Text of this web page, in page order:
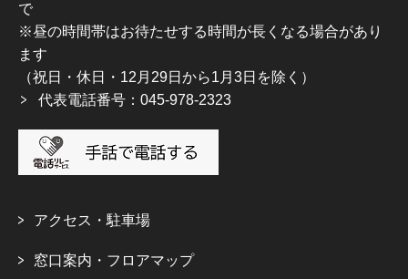
で
※昼の時間帯はお待たせする時間が長くなる場合があり
ます
（祝日・休日・12月29日から1月3日を除く）
代表電話番号：045-978-2323
アクセス・駐車場
窓口案内・フロアマップ